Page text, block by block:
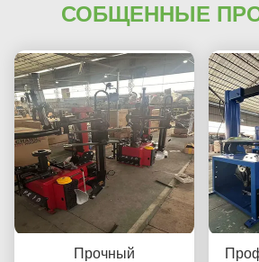
СОБЩЕННЫЕ
Прочный